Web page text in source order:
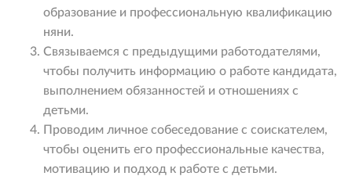
образование и профессиональную квалификацию
няни.
Связываемся с предыдущими работодателями,
чтобы получить информацию о работе кандидата,
выполнением обязанностей и отношениях с
детьми.
Проводим личное собеседование с соискателем,
чтобы оценить его профессиональные качества,
мотивацию и подход к работе с детьми.